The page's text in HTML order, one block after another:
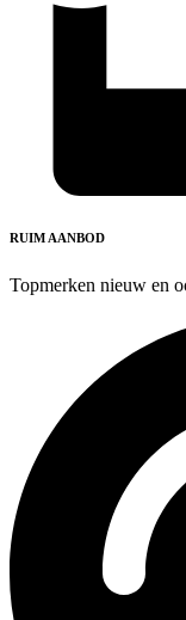
RUIM AANBOD
Topmerken nieuw en